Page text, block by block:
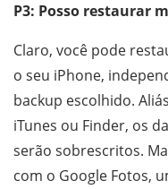
P3: Posso restaurar
Claro, você pode
o seu iPhone,
backup escolhido.
iTunes ou Finder, os
serão sobrescritos.
com o Google Fotos,